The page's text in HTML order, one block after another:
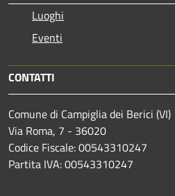
Luoghi
Eventi
CONTATTI
Comune di Campiglia dei Berici (VI)
Via Roma, 7 - 36020
Codice Fiscale: 00543310247
Partita IVA: 00543310247